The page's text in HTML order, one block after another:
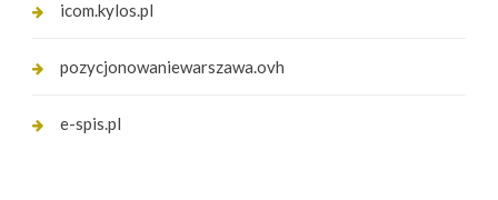
icom.kylos.pl
pozycjonowaniewarszawa.ovh
e-spis.pl